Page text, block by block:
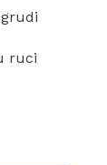
ruci